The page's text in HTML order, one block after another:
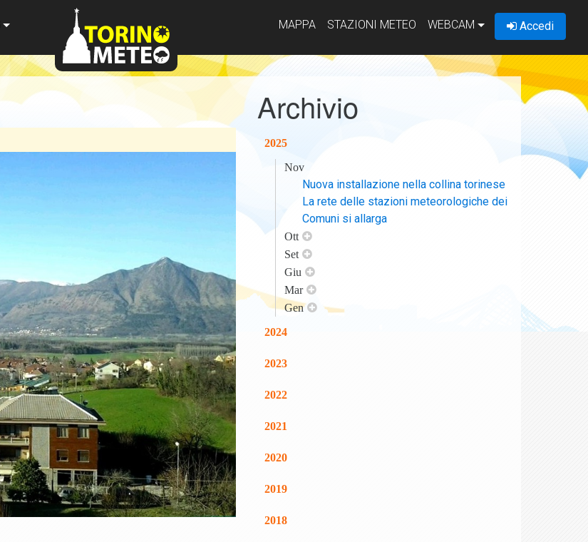
MAPPA STAZIONI METEO WEBCAM Accedi
Archivio
2025
Nov
Nuova installazione nella collina torinese
La rete delle stazioni meteorologiche dei
Comuni si allarga
Ott
Set
Giu
Mar
Gen
2024
2023
2022
2021
2020
2019
2018